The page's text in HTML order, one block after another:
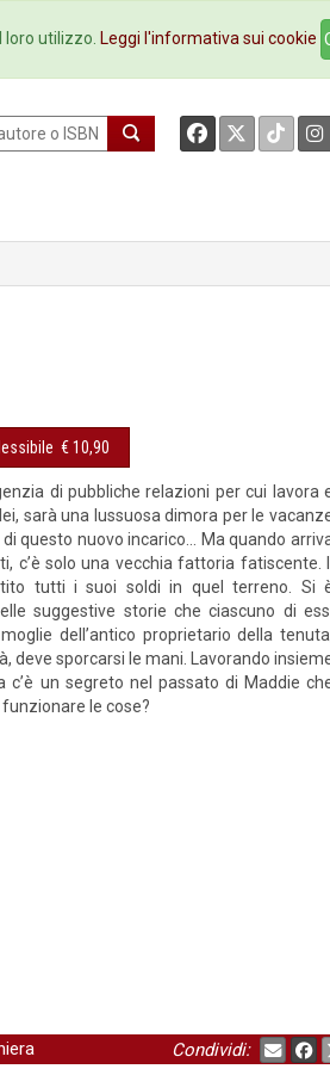
Ebookstore Contatti
€ 10,90
di pubbliche relazioni per cui lavora
sarà una lussuosa dimora per le
questo nuovo incarico… Ma quando
c’è solo una vecchia fattoria fatiscente. Il
tutti i suoi soldi in quel terreno. Si
suggestive storie che ciascuno di
dell’antico proprietario della
deve sporcarsi le mani. Lavorando
un segreto nel passato di Maddie
le cose?
Condividi:
utilizzo. Leggi l'informativa sui cookie